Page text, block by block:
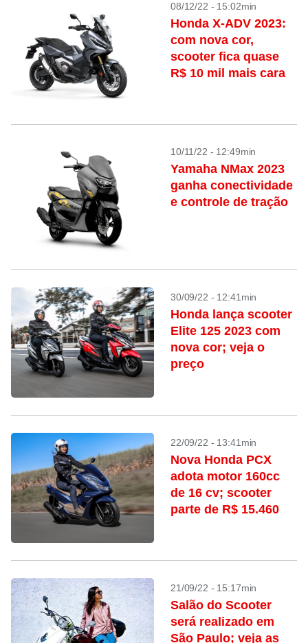
08/12/22 - 15:02min
Honda X-ADV 2023:
com nova cor,
scooter fica quase
R$ 10 mil mais cara
10/11/22 - 12:49min
Yamaha NMax 2023
ganha conectividade
e controle de tração
30/09/22 - 12:41min
Honda lança scooter
Elite 125 2023 com
nova cor; veja o
preço
22/09/22 - 13:41min
Nova Honda PCX
adota motor 160cc
de 16 cv; scooter
parte de R$ 15.460
21/09/22 - 15:17min
Salão do Scooter
será realizado em
São Paulo; veja as